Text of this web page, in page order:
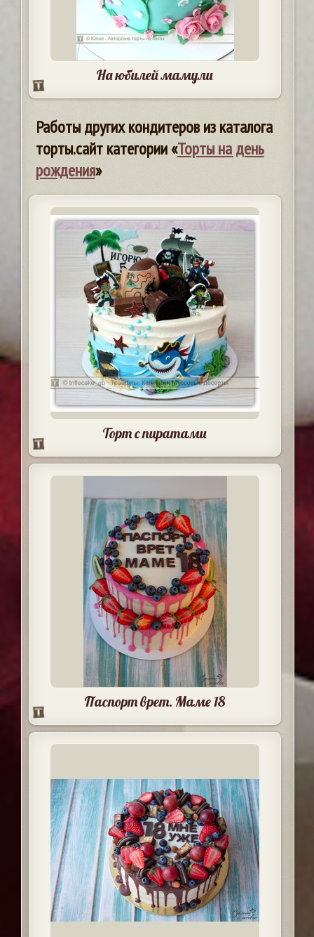
На юбилей мамули
Работы других кондитеров из каталога
торты.сайт категории «Торты на день
рождения»
Торт с пиратами
Паспорт врет. Маме 18